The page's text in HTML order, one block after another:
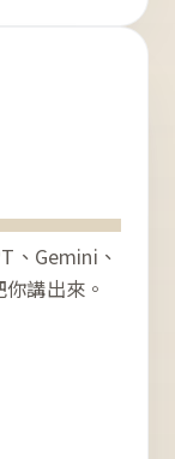
、Gemini、
講出來。